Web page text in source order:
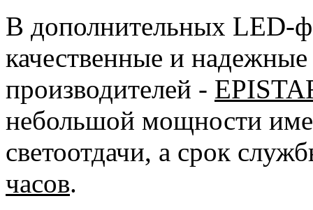
В дополнительных LED-
качественные и
производителей -
небольшой мощности
светоотдачи, а срок
часов.